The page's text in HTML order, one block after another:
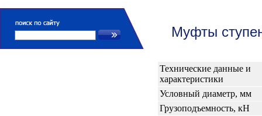
Муфты
Технические данные и
характеристики
Условный диаметр, мм
Грузоподъемность, кН